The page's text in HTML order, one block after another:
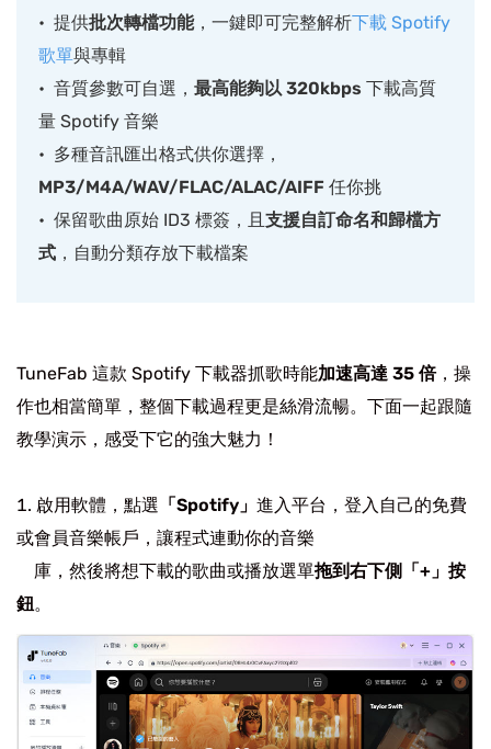
提供批次轉檔功能，一鍵即可完整解析下載 Spotify
歌單與專輯
音質參數可自選， 最高能夠以 320kbps 下載高質
量 Spotify 音樂
多種音訊匯出格式供你選擇，
MP3/M4A/WAV/FLAC/ALAC/AIFF 任你挑
保留歌曲原始 ID3 標簽，且 支援自訂命名和歸檔方
式 ，自動分類存放下載檔案
TuneFab 這款 Spotify 下載器抓歌時能加速高達 35 倍，操
作也相當簡單，整個下載過程更是絲滑流暢。下面一起跟隨
教學演示，感受下它的強大魅力！
啟用軟體，點選 「Spotify」 進入平台，登入自己的免費
或會員音樂帳戶，讓程式連動你的音樂
庫，然後將想下載的歌曲或播放選單拖到右下側「+」按
鈕。